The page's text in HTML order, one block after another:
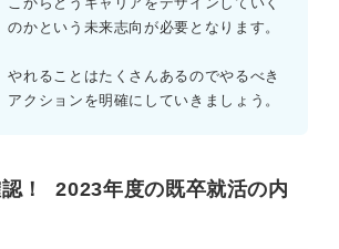
のかという未来志向が必要となります。
やれることはたくさんあるのでやるべき
アクションを明確にしていきましょう。
！ 2023年度の既卒就活の内